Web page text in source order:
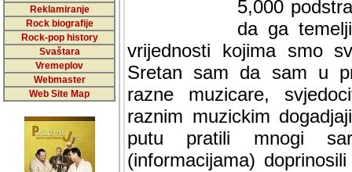
Reklamiranje
Rock biografije
Rock-pop history
Svaštara
Vremeplov
Webmaster
Web Site Map
5,000
da ga
vrijednosti kojima smo
Sretan sam da sam u
muzicare, svjedociti
muzickim dogadjajima...
mnogi saradnici koji
doprinosili vrijednosti i